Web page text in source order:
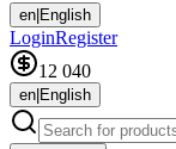
en English
LoginRegister
12 040
en English